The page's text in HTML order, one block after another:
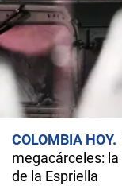
COLOMBIA HOY
megacárceles:
de la Espriella